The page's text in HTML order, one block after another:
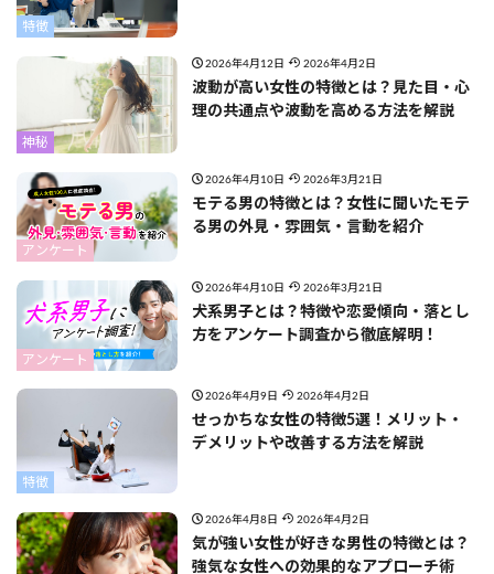
特徴
神秘
2026年4月12日 2026年4月2日
波動が高い女性の特徴とは？見た目・心
理の共通点や波動を高める方法を解説
アンケート
2026年4月10日 2026年3月21日
モテる男の特徴とは？女性に聞いたモテ
る男の外見・雰囲気・言動を紹介
アンケート
2026年4月10日 2026年3月21日
犬系男子とは？特徴や恋愛傾向・落とし
方をアンケート調査から徹底解明！
特徴
2026年4月9日 2026年4月2日
せっかちな女性の特徴5選！メリット・
デメリットや改善する方法を解説
2026年4月8日 2026年4月2日
気が強い女性が好きな男性の特徴とは？
強気な女性への効果的なアプローチ術